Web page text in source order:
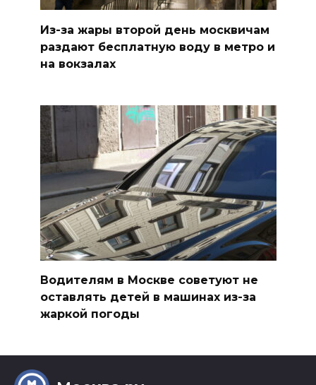
Из-за жары второй день москвичам
раздают бесплатную воду в метро и
на вокзалах
Водителям в Москве советуют не
оставлять детей в машинах из-за
жаркой погоды